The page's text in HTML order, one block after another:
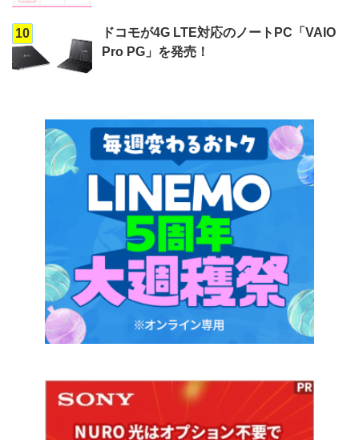
10
ドコモが4G LTE対応のノートPC「VAIO
Pro PG」を発売！